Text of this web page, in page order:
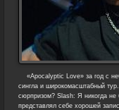
«Apocalyptic Love» за год с
сингла и широкомасштабный
сюрпризом? Slash: Я никогда не
представлял себе хорошей